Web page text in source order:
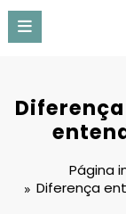
Pular
para
Página
Diferença